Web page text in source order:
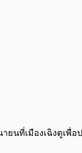
ที่เมืองเฉิงตูเพื่อ